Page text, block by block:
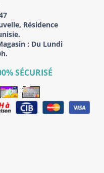
Résidence
: Du Lundi
SÉCURISÉ